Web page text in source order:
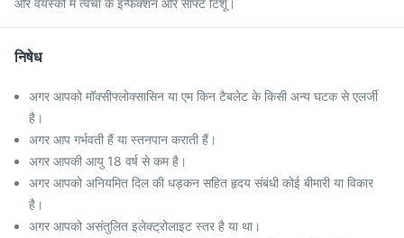
और वयस्कों में त्वचा के इन्फेक्शन और सॉफ्ट टिशू।
निषेध
अगर आपको मॉक्सीफ्लोक्सासिन या एम किन टैबलेट के किसी अन्य घटक से एलर्जी
है।
अगर आप गर्भवती हैं या स्तनपान कराती हैं।
अगर आपकी आयु 18 वर्ष से कम है।
अगर आपको अनियमित दिल की धड़कन सहित हृदय संबंधी कोई बीमारी या विकार
है।
अगर आपको असंतुलित इलेक्ट्रोलाइट स्तर है या था।